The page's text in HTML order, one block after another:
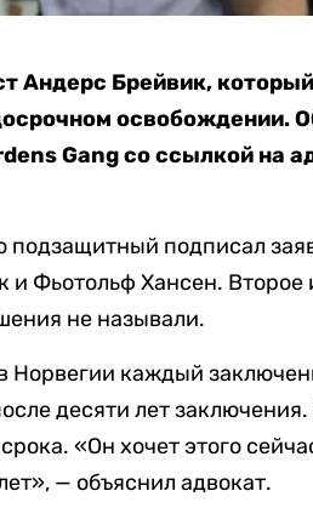
Андерс Брейвик, который
освобождении.
Gang со ссылкой на
подзащитный подписал
и Фьотольф Хансен. Второе
не называли.
Норвегии каждый
десяти лет
«Он хочет этого
— объяснил адвокат.